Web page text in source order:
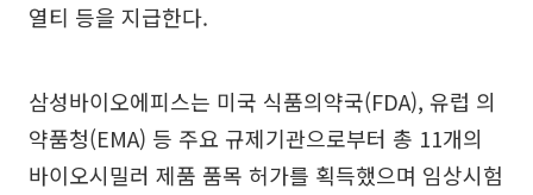
열티 등을 지급한다.
삼성바이오에피스는 미국 식품의약국(FDA), 유럽 의
약품청(EMA) 등 주요 규제기관으로부터 총 11개의
바이오시밀러 제품 품목 허가를 획득했으며 임상시험